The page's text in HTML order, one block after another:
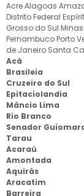
AcreAlagoas
Distrito Federal
Grosso do Sul
Pernambuco Porto
de Janeiro Santa
Acá
Brasileia
Cruzeiro do Sul
Epitaciolandia
Mâncio Lima
Rio Branco
Senador
Tarau
Acaraú
Amontada
Aquirás
Aracatim
Barreira